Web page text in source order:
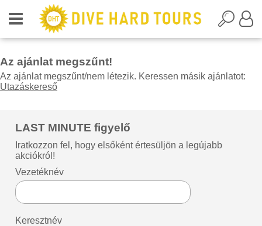
Az ajánlat megszűnt!
Az ajánlat megszűnt/nem létezik. Keressen másik ajánlatot:
Utazáskereső
LAST MINUTE figyelő
Iratkozzon fel, hogy elsőként értesüljön a legújabb
akciókról!
Vezetéknév
Keresztnév